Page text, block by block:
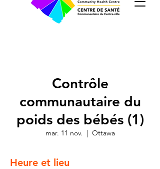
Contrôle
communautaire du
poids des bébés (1)
mar. 11 nov.
  |
Ottawa
Heure et lieu